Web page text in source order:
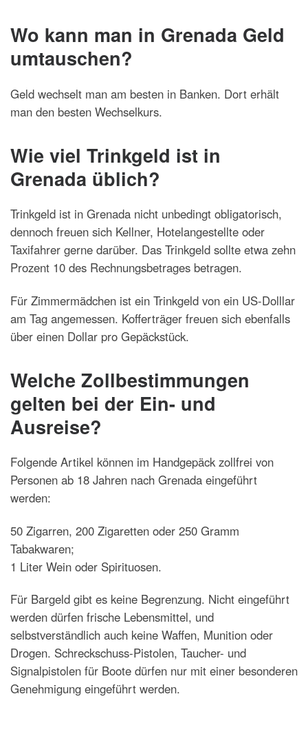
Wo kann man in Grenada Geld
umtauschen?
Geld wechselt man am besten in Banken. Dort erhält
man den besten Wechselkurs.
Wie viel Trinkgeld ist in
Grenada üblich?
Trinkgeld ist in Grenada nicht unbedingt obligatorisch,
dennoch freuen sich Kellner, Hotelangestellte oder
Taxifahrer gerne darüber. Das Trinkgeld sollte etwa zehn
Prozent 10 des Rechnungsbetrages betragen.
Für Zimmermädchen ist ein Trinkgeld von ein US-Dolllar
am Tag angemessen. Kofferträger freuen sich ebenfalls
über einen Dollar pro Gepäckstück.
Welche Zollbestimmungen
gelten bei der Ein- und
Ausreise?
Folgende Artikel können im Handgepäck zollfrei von
Personen ab 18 Jahren nach Grenada eingeführt
werden:
50 Zigarren, 200 Zigaretten oder 250 Gramm
Tabakwaren;
1 Liter Wein oder Spirituosen.
Für Bargeld gibt es keine Begrenzung. Nicht eingeführt
werden dürfen frische Lebensmittel, und
selbstverständlich auch keine Waffen, Munition oder
Drogen. Schreckschuss-Pistolen, Taucher- und
Signalpistolen für Boote dürfen nur mit einer besonderen
Genehmigung eingeführt werden.